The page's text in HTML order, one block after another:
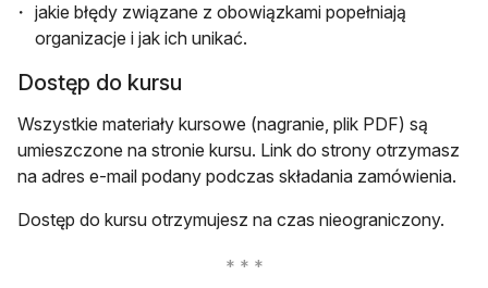
jakie błędy związane z obowiązkami popełniają
organizacje i jak ich unikać.
Dostęp do kursu
Wszystkie materiały kursowe (nagranie, plik PDF) są
umieszczone na stronie kursu. Link do strony otrzymasz
na adres e-mail podany podczas składania zamówienia.
Dostęp do kursu otrzymujesz na czas nieograniczony.